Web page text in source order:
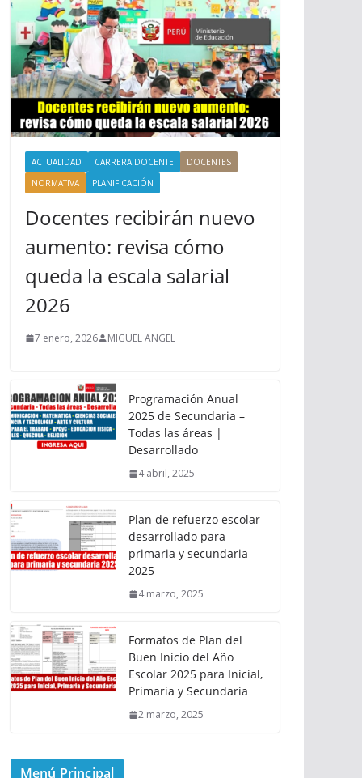
ACTUALIDAD CARRERA DOCENTE
DOCENTES
NORMATIVA
PLANIFICACIÓN
Docentes recibirán nuevo
aumento: revisa cómo
queda la escala salarial
2026
7 enero, 2026 MIGUEL ANGEL
Programación Anual
2025 de Secundaria –
Todas las áreas |
Desarrollado
4 abril, 2025
Plan de refuerzo escolar
desarrollado para
primaria y secundaria
2025
4 marzo, 2025
Formatos de Plan del
Buen Inicio del Año
Escolar 2025 para Inicial,
Primaria y Secundaria
2 marzo, 2025
Menú Principal